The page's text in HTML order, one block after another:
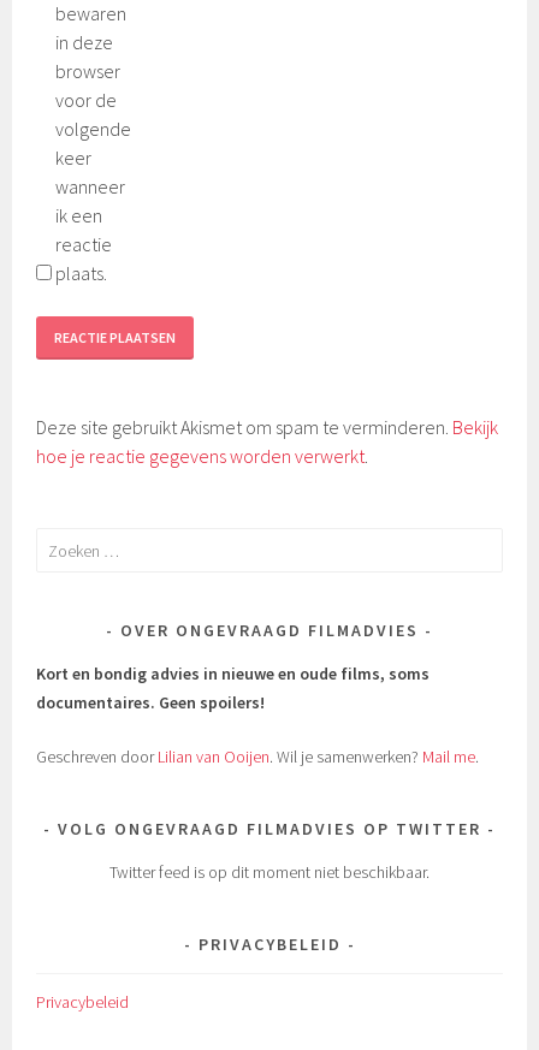
bewaren
in deze
browser
voor de
volgende
keer
wanneer
ik een
reactie
plaats.
Deze site gebruikt Akismet om spam te verminderen. Bekijk
hoe je reactie gegevens worden verwerkt.
Zoeken
OVER ONGEVRAAGD FILMADVIES
Kort en bondig advies in nieuwe en oude films, soms
documentaires. Geen spoilers!
Geschreven doorLilian van Ooijen. Wil je samenwerken? Mail me.
VOLG ONGEVRAAGD FILMADVIES OP TWITTER
Twitter feed is op dit moment niet beschikbaar.
PRIVACYBELEID
Privacybeleid